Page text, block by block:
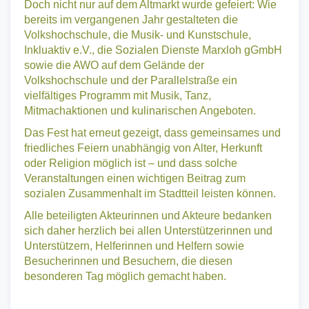
Doch nicht nur auf dem Altmarkt wurde gefeiert: Wie
bereits im vergangenen Jahr gestalteten die
Volkshochschule, die Musik- und Kunstschule,
Inkluaktiv e.V., die Sozialen Dienste Marxloh gGmbH
sowie die AWO auf dem Gelände der
Volkshochschule und der Parallelstraße ein
vielfältiges Programm mit Musik, Tanz,
Das Fest hat erneut gezeigt, dass gemeinsames und
friedliches Feiern unabhängig von Alter, Herkunft
oder Religion möglich ist – und dass solche
Veranstaltungen einen wichtigen Beitrag zum
Alle beteiligten Akteurinnen und Akteure bedanken
sich daher herzlich bei allen Unterstützerinnen und
Unterstützern, Helferinnen und Helfern sowie
Besucherinnen und Besuchern, die diesen